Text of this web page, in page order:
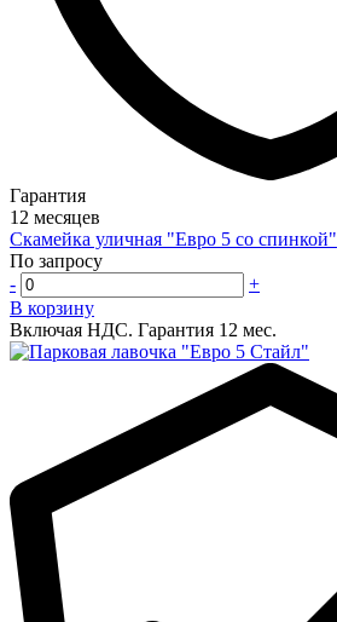
Гарантия
12 месяцев
Скамейка уличная "Евро 5 со спинкой"
По запросу
-
+
В корзину
Включая НДС. Гарантия 12 мес.